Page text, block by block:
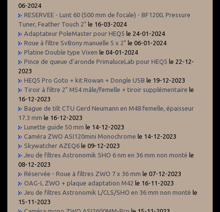
06-2024
RESERVEE - Lunt 60 (500 mm de focale) - BF1200, Pressure
Tuner, Feather Touch 2" le 16-03-2024
Adaptateur PoleMaster pour HEQ5 le 24-01-2024
Roue à filtre SvBony manuelle 5 x 2" le 06-01-2024
Platine Double type Vixen le 04-01-2024
Pince de queue d'aronde PrimaluceLab pour HEQ5 le 22-12-
2023
HEQ5 Pro Goto + kit Rowan + Dongle USB le 19-12-2023
Tiroir à filtre 2" M54 mâle/femelle + tiroir supplémentaire le
16-12-2023
Bague de tilt CTU Gerd Neumann en M48 femelle, épaisseur
17.3 mm le 16-12-2023
Lunette guide 50 mm le 14-12-2023
Caméra ZWO ASI120mini Monochrome le 14-12-2023
Skywatcher AZEQ6 le 09-12-2023
Jeu de filtres Astronomik SHO 6 nm en 36 mm non monté le
08-12-2023
Réservée - Roue à filtres ZWO 7 x 36 mm le 07-12-2023
OAG-L ZWO + plaque adaptation M42 le 16-11-2023
Jeu de filtres Astronomik L/CLS/SHO en 36 mm non monté le
15-11-2023